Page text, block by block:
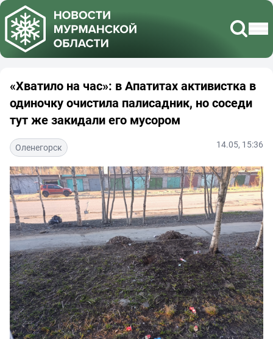
«Хватило на час»: в Апатитах активистка в
одиночку очистила палисадник, но соседи
тут же закидали его мусором
Оленегорск 14.05, 15:36